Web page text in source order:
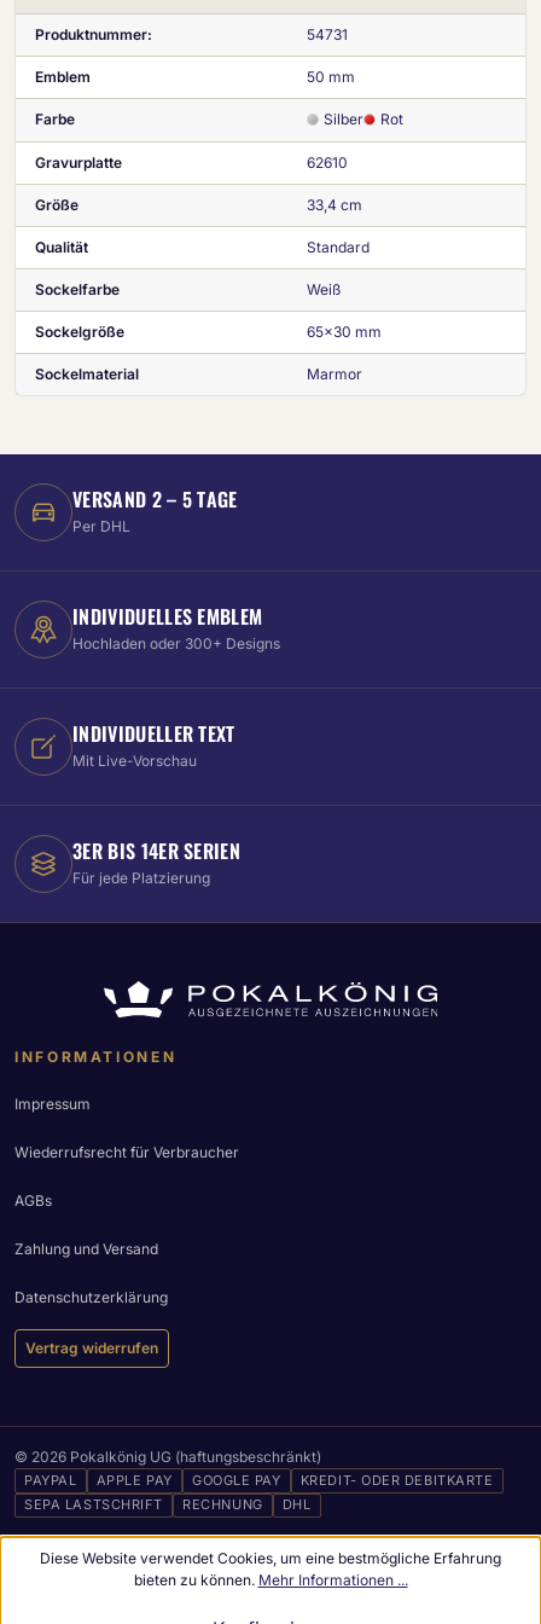
Produktnummer: 54731
Emblem 50 mm
Farbe Silber Rot
Gravurplatte 62610
Größe 33,4 cm
Qualität Standard
Sockelfarbe Weiß
Sockelgröße 65x30 mm
Sockelmaterial Marmor
VERSAND 2 – 5 TAGE
Per DHL
INDIVIDUELLES EMBLEM
Hochladen oder 300+ Designs
INDIVIDUELLER TEXT
Mit Live-Vorschau
3ER BIS 14ER SERIEN
Für jede Platzierung
INFORMATIONEN
Impressum
Wiederrufsrecht für Verbraucher
AGBs
Zahlung und Versand
Datenschutzerklärung
Vertrag widerrufen
© 2026 Pokalkönig UG (haftungsbeschränkt)
PAYPAL APPLE PAY GOOGLE PAY
KREDIT- ODER DEBITKARTE
SEPA LASTSCHRIFT
RECHNUNG DHL
Diese Website verwendet Cookies, um eine bestmögliche Erfahrung
bieten zu können. Mehr Informationen ...